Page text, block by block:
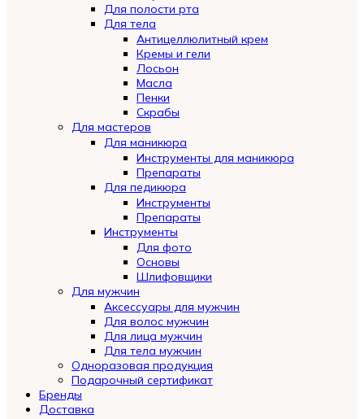
Для полости рта
Для тела
Антицеллюлитный крем
Кремы и гели
Лосьон
Масла
Пенки
Скрабы
Для мастеров
Для маникюра
Инструменты для маникюра
Препараты
Для педикюра
Инструменты
Препараты
Инструменты
Для фото
Основы
Шлифовщики
Для мужчин
Аксессуары для мужчин
Для волос мужчин
Для лица мужчин
Для тела мужчин
Одноразовая продукция
Подарочный сертификат
Automatically
Hierarchic
Бренды
Доставка